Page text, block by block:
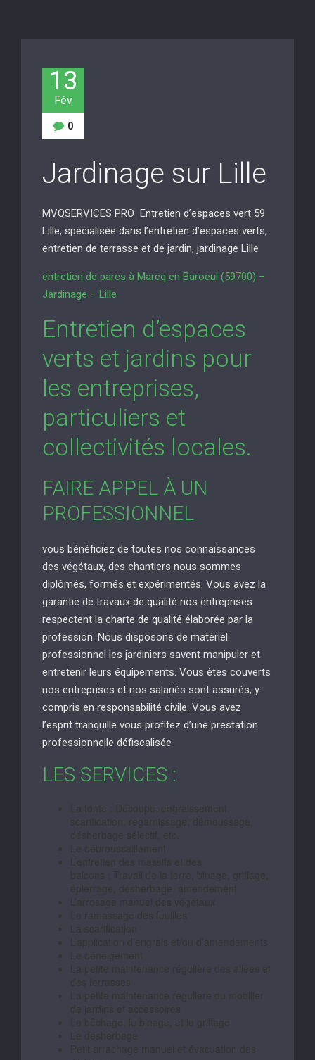
13
Fév
0
Jardinage sur Lille
MVQSERVICES PRO Entretien d’espaces vert 59
Lille, spécialisée dans l’entretien d’espaces verts,
entretien de terrasse et de jardin, jardinage Lille
entretien de parcs à Marcq en Baroeul (59700) –
Jardinage – Lille
Entretien d’espaces
verts et jardins pour
les entreprises,
particuliers et
collectivités locales.
FAIRE APPEL À UN
PROFESSIONNEL
vous bénéficiez de toutes nos connaissances
des végétaux, des chantiers nous sommes
diplômés, formés et expérimentés. Vous avez la
garantie de travaux de qualité nos entreprises
respectent la charte de qualité élaborée par la
profession. Nous disposons de matériel
professionnel les jardiniers savent manipuler et
entretenir leurs équipements. Vous êtes couverts
nos entreprises et nos salariés sont assurés, y
compris en responsabilité civile. Vous avez
l’esprit tranquille vous profitez d’une prestation
professionnelle défiscalisée
LES SERVICES :